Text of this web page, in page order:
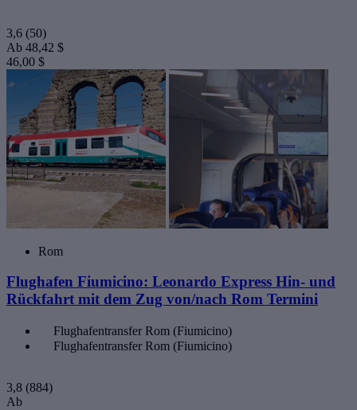
3,6 (50)
Ab 48,42 $
46,00 $
Rom
Flughafen Fiumicino: Leonardo Express Hin- und
Rückfahrt mit dem Zug von/nach Rom Termini
Flughafentransfer Rom (Fiumicino)
Flughafentransfer Rom (Fiumicino)
3,8 (884)
Ab